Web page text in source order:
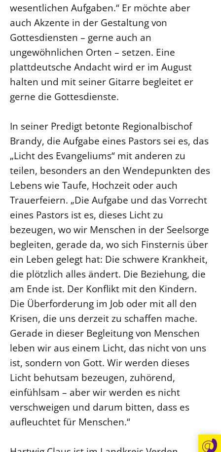
wesentlichen Aufgaben.“ Er möchte aber
auch Akzente in der Gestaltung von
Gottesdiensten – gerne auch an
ungewöhnlichen Orten – setzen. Eine
plattdeutsche Andacht wird er im August
halten und mit seiner Gitarre begleitet er
gerne die Gottesdienste.
In seiner Predigt betonte Regionalbischof
Brandy, die Aufgabe eines Pastors sei es, das
„Licht des Evangeliums“ mit anderen zu
teilen, besonders an den Wendepunkten des
Lebens wie Taufe, Hochzeit oder auch
Trauerfeiern. „Die Aufgabe und das Vorrecht
eines Pastors ist es, dieses Licht zu
bezeugen, wo wir Menschen in der Seelsorge
begleiten, gerade da, wo sich Finsternis über
ein Leben gelegt hat: Die schwere Krankheit,
die plötzlich alles ändert. Die Beziehung, die
am Ende ist. Der Konflikt mit den Kindern.
Die Überforderung im Job oder mit all den
Krisen, die uns derzeit zu schaffen mache.
Gerade in dieser Begleitung von Menschen
leben wir aus einem Licht, das nicht von uns
ist, sondern von Gott. Wir werden dieses
Licht behutsam bezeugen, zuhörend,
einfühlsam – aber wir werden es nicht
verschweigen und darum bitten, dass es
aufleuchtet für Menschen.“
Beteiligungsverfahren
Beschwerdestellen
Ephoralbüro
Finanzplanung
Fundraising
IT-Service
Interventionsplan
Jahresgespräche
Kantine Speiseplan
Kirchliches Amtsblatt
Kirchliche Verwaltung
Klimaschutzgesetz
Kunstreferat
NKVK
Öffentlichkeitsarbeit
Personalausschuss
Projektmanagement
Recht
Terminstundenplaner